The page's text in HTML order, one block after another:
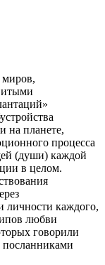
миров,
на планете,
процесса
(души) каждой
в целом.
каждого,
любви
говорили